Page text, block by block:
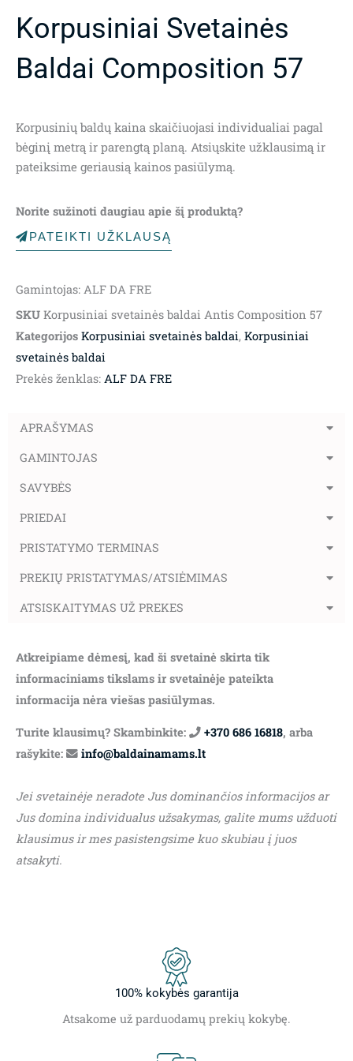
Korpusiniai Svetainės
Baldai Composition 57
Korpusinių baldų kaina skaičiuojasi individualiai pagal
bėginį metrą ir parengtą planą. Atsiųskite užklausimą ir
pateiksime geriausią kainos pasiūlymą.
Norite sužinoti daugiau apie šį produktą?
PATEIKTI UŽKLAUSĄ
Gamintojas: ALF DA FRE
SKU Korpusiniai svetainės baldai Antis Composition 57
Kategorijos Korpusiniai svetainės baldai, Korpusiniai
svetainės baldai
Prekės ženklas: ALF DA FRE
APRAŠYMAS
GAMINTOJAS
SAVYBĖS
PRIEDAI
PRISTATYMO TERMINAS
PREKIŲ PRISTATYMAS/ATSIĖMIMAS
ATSISKAITYMAS UŽ PREKES
Atkreipiame dėmesį, kad ši svetainė skirta tik
informaciniams tikslams ir svetainėje pateikta
informacija nėra viešas pasiūlymas.
Turite klausimų? Skambinkite: +370 686 16818, arba
rašykite:
info@baldainamams.lt
Jei svetainėje neradote Jus dominančios informacijos ar
Jus domina individualus užsakymas, galite mums užduoti
klausimus ir mes pasistengsime kuo skubiau į juos
atsakyti.
100% kokybės garantija
Atsakome už parduodamų prekių kokybę.